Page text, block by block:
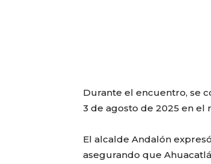
Durante el encuentro, se
3 de agosto de 2025 en el
El alcalde Andalón
asegurando que